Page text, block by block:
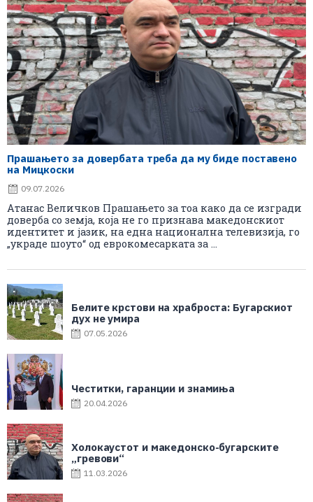
Прашањето за довербата треба да му биде поставено
на Мицкоски
09.07.2026
Атанас Величков Прашањето за тоа како да се изгради
доверба со земја, која не го признава македонскиот
идентитет и јазик, на една национална телевизија, го
„украде шоуто“ од еврокомесарката за ...
Белите крстови на храброста: Бугарскиот
дух не умира
07.05.2026
Честитки, гаранции и знамиња
20.04.2026
Холокаустот и македонско-бугарските
„гревови“
11.03.2026